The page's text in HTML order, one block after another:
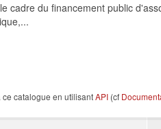
cadre du financement public
catalogue en utilisantAPI (cf